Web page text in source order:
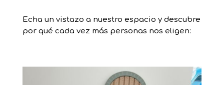
Echa un vistazo a nuestro espacio y descubre
por qué cada vez más personas nos eligen: